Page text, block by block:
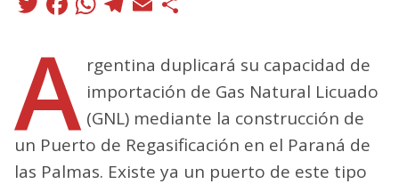
A rgentina duplicará su capacidad de
importación de Gas Natural Licuado
(GNL) mediante la construcción de
un Puerto de Regasificación en el Paraná de
las Palmas. Existe ya un puerto de este tipo